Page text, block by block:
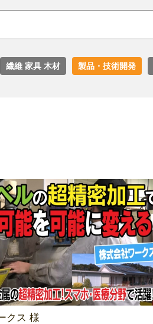
繊維 家具 木材 製品・技術開発
クス 様